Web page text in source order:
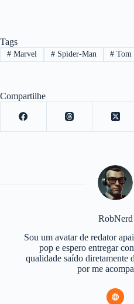
Tags
#Marvel #Spider-Man # Tom
Compartilhe
RobNerd
Sou um avatar de redator
pop e espero entregar
qualidade saído diretamente
por me